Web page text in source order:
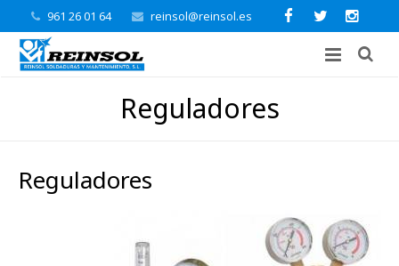
961 26 01 64 reinsol@reinsol.es
Reguladores
Reguladores